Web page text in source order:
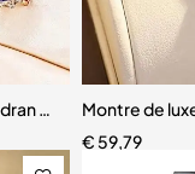
en Strass pour
Montre de
€ 59,79